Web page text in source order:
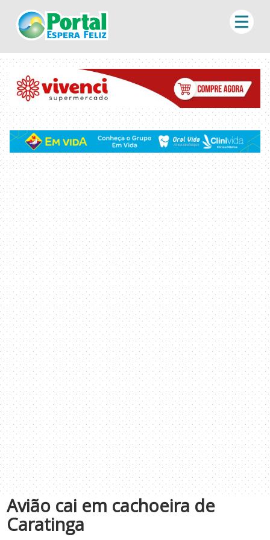
Avião cai em cachoeira de
Caratinga